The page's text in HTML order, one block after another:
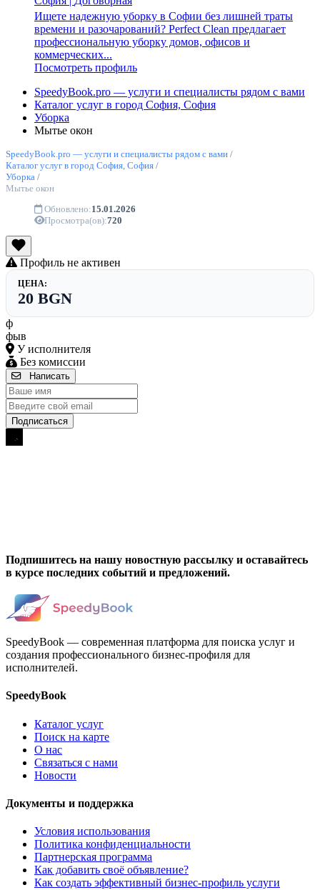
Ищете надежную уборку в Софии без лишней траты
времени и разочарований? Perfect Clean предлагает
профессиональную уборку домов, офисов и
коммерческих...
Посмотреть профиль
SpeedyBook.pro — услуги и специалисты рядом с вами
Каталог услуг в город София, София
Уборка
Мытье окон
SpeedyBook.pro — услуги и специалисты рядом с вами /
Каталог услуг в город София, София /
Уборка /
Мытье окон
Обновлено:15.01.2026
Просмотра(ов):720
Профиль не активен
ЦЕНА:
20 BGN
ф
фыв
У исполнителя
Без комиссии
Написать
Подпишитесь на нашу новостную рассылку и оставайтесь
в курсе последних событий и предложений.
SpeedyBook — современная платформа для поиска услуг и
создания профессионального бизнес-профиля для
исполнителей.
SpeedyBook
Каталог услуг
Поиск на карте
О нас
Связаться с нами
Новости
Документы и поддержка
Условия использования
Политика конфиденциальности
Партнерская программа
Как добавить своё объявление?
Как создать эффективный бизнес-профиль услуги